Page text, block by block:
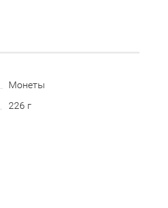
Монеты
226 г